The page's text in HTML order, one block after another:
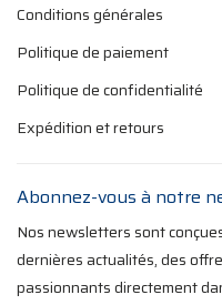
Conditions générales
Politique de paiement
Politique de confidentialité
Expédition et retours
Abonnez-vous à notre
Nos newsletters sont
dernières actualités, des
passionnants directement